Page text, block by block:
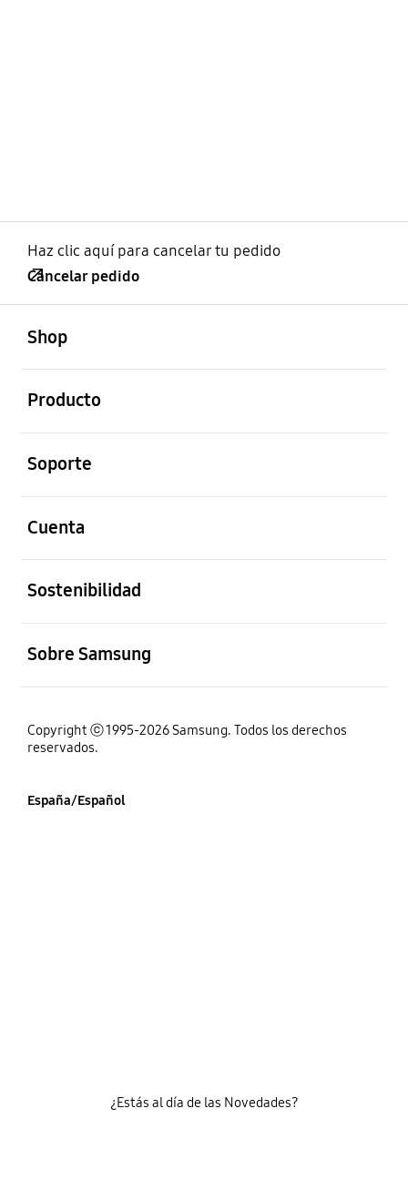
Haz clic aquí para cancelar tu pedido
Cancelar pedido
Shop
Producto
Soporte
Cuenta
Sostenibilidad
Sobre Samsung
Copyright ⓒ 1995-2026 Samsung. Todos los derechos
reservados.
España/Español
¿Estás al día de las Novedades?